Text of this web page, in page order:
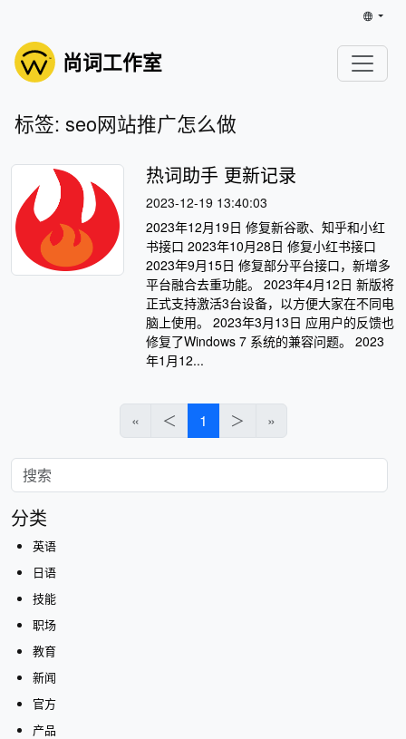
尚词工作室
标签: seo网站推广怎么做
热词助手 更新记录
2023-12-19 13:40:03
2023年12月19日 修复新谷歌、知乎和小红
书接口 2023年10月28日 修复小红书接口
2023年9月15日 修复部分平台接口，新增多
平台融合去重功能。 2023年4月12日 新版将
正式支持激活3台设备，以方便大家在不同电
脑上使用。 2023年3月13日 应用户的反馈也
修复了Windows 7 系统的兼容问题。 2023
年1月12...
« ＜ 1 ＞ »
分类
英语
日语
技能
职场
教育
新闻
官方
产品